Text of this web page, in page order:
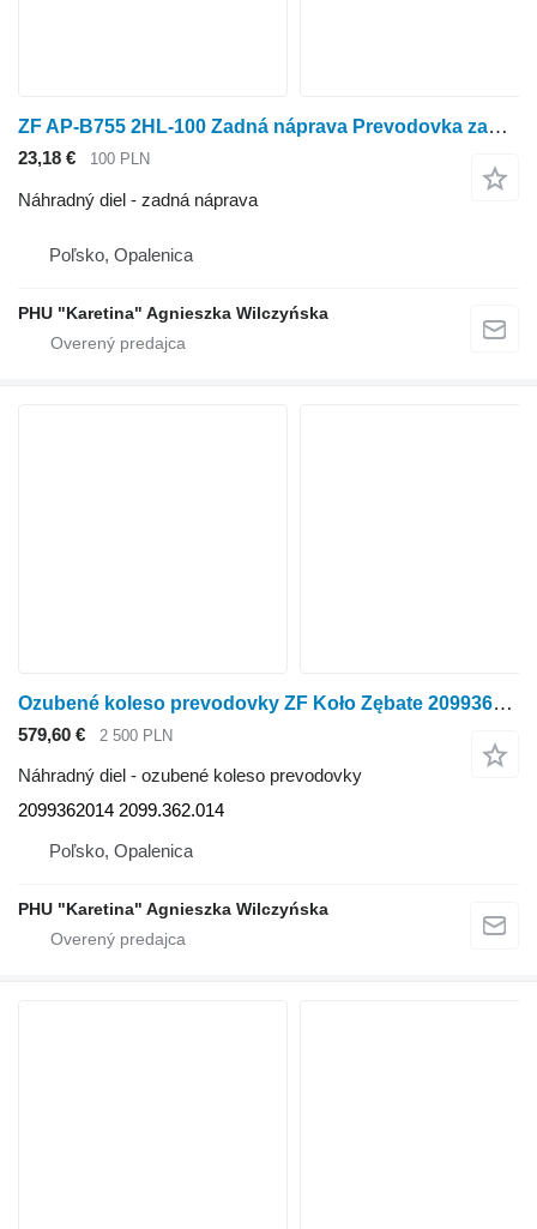
ZF AP-B755 2HL-100 Zadná náprava Prevodovka zadnej nápravy Koncový pohon Zw
23,18 € 100 PLN
Náhradný diel - zadná náprava
Poľsko, Opalenica
PHU "Karetina" Agnieszka Wilczyńska
Ozubené koleso prevodovky ZF Koło Zębate 2099362014 2099.362.014
579,60 € 2 500 PLN
Náhradný diel - ozubené koleso prevodovky
2099362014 2099.362.014
Poľsko, Opalenica
PHU "Karetina" Agnieszka Wilczyńska